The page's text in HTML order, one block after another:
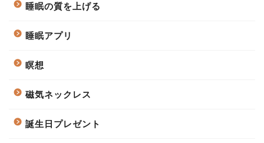
睡眠の質を上げる
睡眠アプリ
瞑想
磁気ネックレス
誕生日プレゼント